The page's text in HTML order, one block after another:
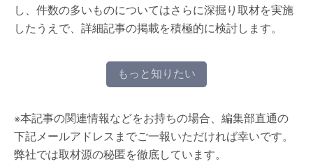
し、件数の多いものについてはさらに深掘り取材を実施
したうえで、詳細記事の掲載を積極的に検討します。
もっと知りたい
※本記事の関連情報などをお持ちの場合、編集部直通の
下記メールアドレスまでご一報いただければ幸いです。
弊社では取材源の秘匿を徹底しています。